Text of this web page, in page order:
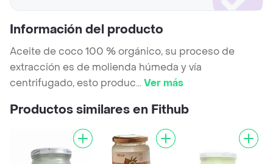
Información del producto
Aceite de coco 100 % orgánico, su proceso de
extracción es de molienda húmeda y vía
centrifugado, esto produc...Ver más
Productos similares en Fithub